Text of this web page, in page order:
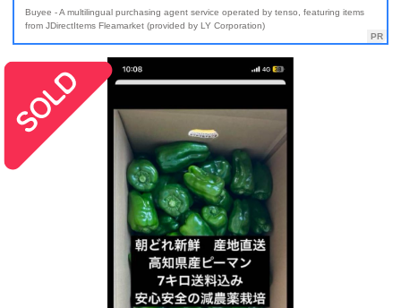
Buyee - A multilingual purchasing agent service operated by tenso, featuring items
from JDirectItems Fleamarket (provided by LY Corporation)